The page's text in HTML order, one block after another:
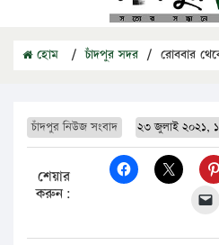
হোম / চাঁদপুর সদর / রোববার
চাঁদপুর নিউজ সংবাদ ২৩ জুলাই ২০২১,
শেয়ার
করুন: